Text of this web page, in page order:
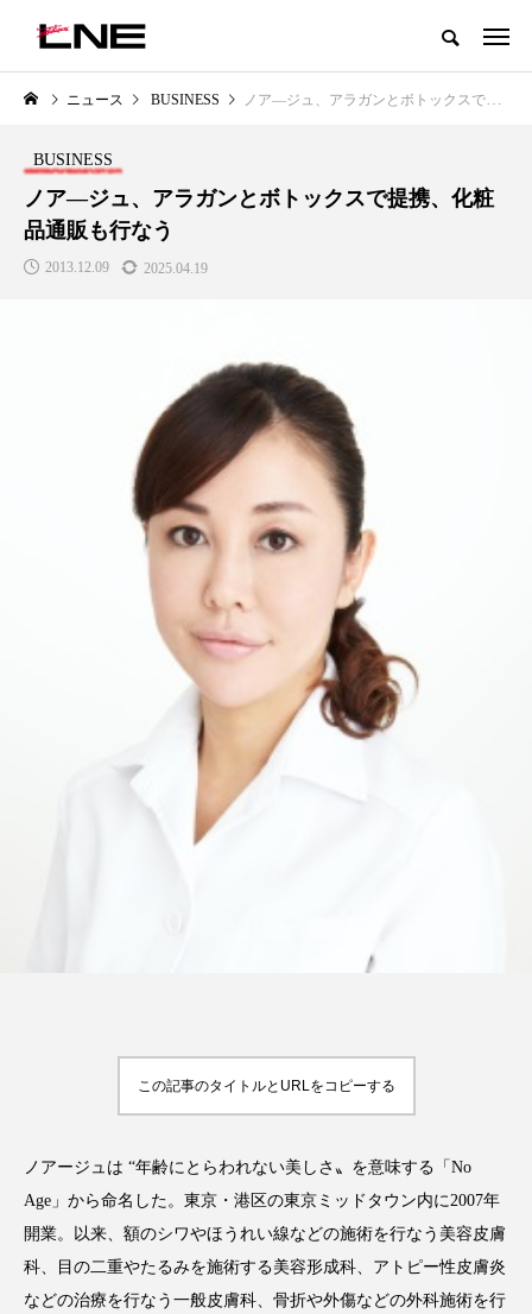
グローバルビューティ＆ヘルスケアビジネス誌
LIFESTYLE
SNSの「加工顔」と美容医療｜AI
がもたらす可能性とこれから
BUSINESS
GWI調査から読み解く2030年の
都市型スパ――身近なウェルネ
の次世代モデル
2026.08.06
FEATURED 注目の企画
TAG LIST
アンチエイジング アンチソリチュード
インナービューティーアワード2025受賞商品
ウェアラブルデバイス ウェルネス
ニュース BUSINESS ノア―ジュ、アラガンとボトックスで提携、化粧品通販も行なう
BUSINESS
ノア―ジュ、アラガンとボトックスで提携、化粧
品通販も行なう
2013.12.09 2025.04.19
この記事のタイトルとURLをコピーする
ノアージュは “年齢にとらわれない美しさ〟を意味する「No
Age」から命名した。東京・港区の東京ミッドタウン内に2007年
開業。以来、額のシワやほうれい線などの施術を行なう美容皮膚
科、目の二重やたるみを施術する美容形成科、アトピー性皮膚炎
などの治療を行なう一般皮膚科、骨折や外傷などの外科施術を行